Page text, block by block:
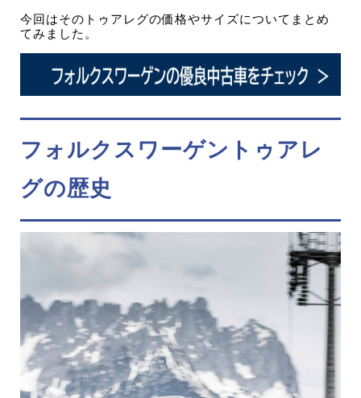
今回はそのトゥアレグの価格やサイズについてまとめ
てみました。
フォルクスワーゲントゥアレ
グの歴史